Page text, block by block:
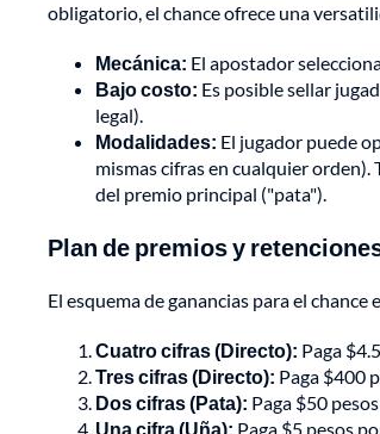
obligatorio, el chance ofrece una
Mecánica: El apostador
Bajo costo: Es posible sellar
legal).
Modalidades: El jugador puede
mismas cifras en cualquier
del premio principal ("pata").
Plan de premios y
El esquema de ganancias para el
Cuatro cifras (Directo): Paga
Tres cifras (Directo): Paga $400
Dos cifras (Pata): Paga $50
Una cifra (Uña): Paga $5 pesos